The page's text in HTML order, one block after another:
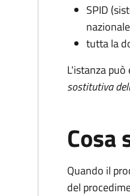
SPID
tutta la
L'istanza
sostitutiva
Cosa
Quando il
del